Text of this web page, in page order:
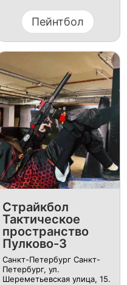
Пейнтбол
Страйкбол
Тактическое
пространство
Пулково-3
Санкт-Петербург Санкт-
Петербург, ул. ​
Шереметьевская улица, 15.